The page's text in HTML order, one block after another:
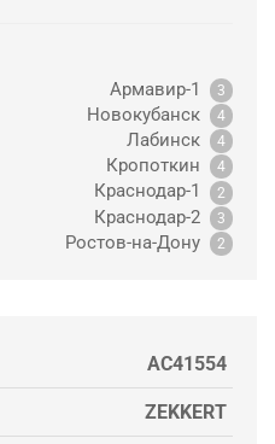
Армавир-1 3
Новокубанск 4
Лабинск 4
Кропоткин 4
Краснодар-1 2
Краснодар-2 3
Ростов-на-Дону 2
AC41554
ZEKKERT